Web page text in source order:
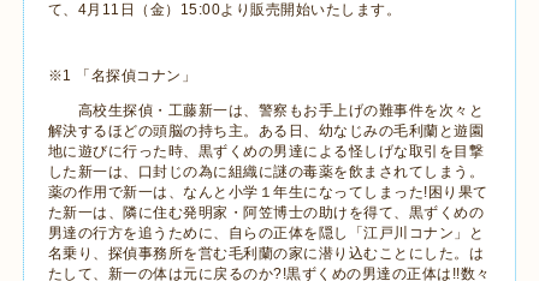
て、 4月 11 日（金） 15:00より販売開始いたします。
※1 「名探偵コナン」
高校生探偵・工藤新一は、警察もお手上げの難事件を次々と
解決するほどの頭脳の持ち主。ある日、幼なじみの毛利蘭と遊園
地に遊びに行った時、黒ずくめの男達による怪しげな取引を目撃
した新一は、口封じの為に組織に謎の毒薬を飲まされてしまう。
薬の作用で新一は、なんと小学１年生になってしまった! 困り果て
た新一は、隣に住む発明家・阿笠博士の助けを得て、黒ずくめの
男達の行方を追うために、自らの正体を隠し「江戸川コナン」と
名乗り、探偵事務所を営む毛利蘭の家に潜り込むことにした。は
たして、新一の体は元に戻るのか?!黒ずくめの男達の正体は !!数々